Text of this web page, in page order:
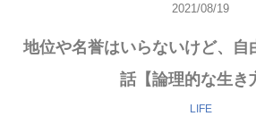
2021/08/19
地位や名誉はいらないけど、自
話【論理的な生き
LIFE